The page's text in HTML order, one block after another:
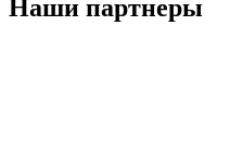
Наши партнеры